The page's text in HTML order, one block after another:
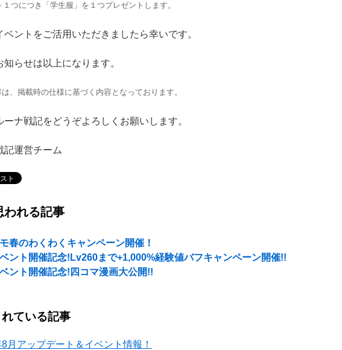
つにつき「学生服」を１つプレゼントします。
ベントをご活用いただきましたら幸いです。
知らせは以上になります。
、掲載時の仕様に基づく内容となっております。
ーナ戦記をどうぞよろしくお願いします。
記運営チーム
われる記事
春のわくわくキャンペーン開催！
ント開催記念!Lv260まで+1,000%経験値バフキャンペーン開催!!
ント開催記念!四コマ漫画大公開!!
ている記事
月アップデート＆イベント情報！